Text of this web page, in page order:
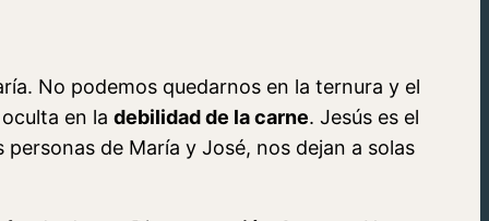
No podemos quedarnos en la ternura y el
en la debilidad de la carne. Jesús es el
de María y José, nos dejan a solas